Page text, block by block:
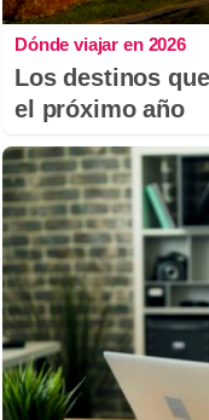
Dónde viajar en 2026
Los destinos
el próximo año